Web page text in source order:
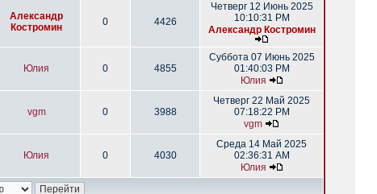
Александр
Костромин
0 4426
Четверг 12 Июнь 2025
10:10:31 PM
Александр Костромин
Юлия 0 4855
Суббота 07 Июнь 2025
01:40:03 PM
Юлия
vgm 0 3988
Четверг 22 Май 2025
07:18:22 PM
vgm
Юлия 0 4030
Среда 14 Май 2025
02:36:31 AM
Юлия